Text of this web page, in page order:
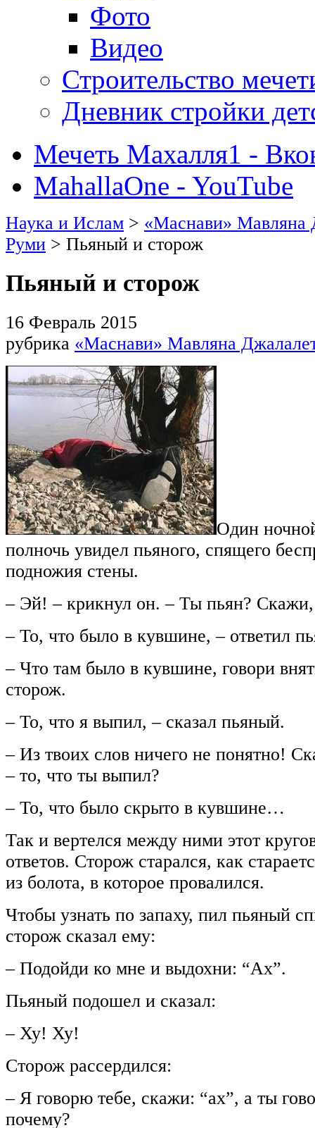
Фото
Видео
Строительство
Дневник стройки
Мечеть Махалля1 -
MahallaOne - YouTube
Наука и Ислам > «Маснави» Мавляна
Руми > Пьяный и сторож
Пьяный и сторож
16 Февраль 2015
рубрика «Маснави» Мавляна
Один
полночь увидел пьяного, спящего
подножия стены.
– Эй! – крикнул он. – Ты пьян?
– То, что было в кувшине, – ответил
– Что там было в кувшине, говори
сторож.
– То, что я выпил, – сказал пьяный.
– Из твоих слов ничего не понятно!
– то, что ты выпил?
– То, что было скрыто в кувшине…
Так и вертелся между ними этот
ответов. Сторож старался, как
из болота, в которое провалился.
Чтобы узнать по запаху, пил пьяный
сторож сказал ему:
– Подойди ко мне и выдохни: “Ах”.
Пьяный подошел и сказал:
– Ху! Ху!
Сторож рассердился:
– Я говорю тебе, скажи: “ах”, а ты
почему?